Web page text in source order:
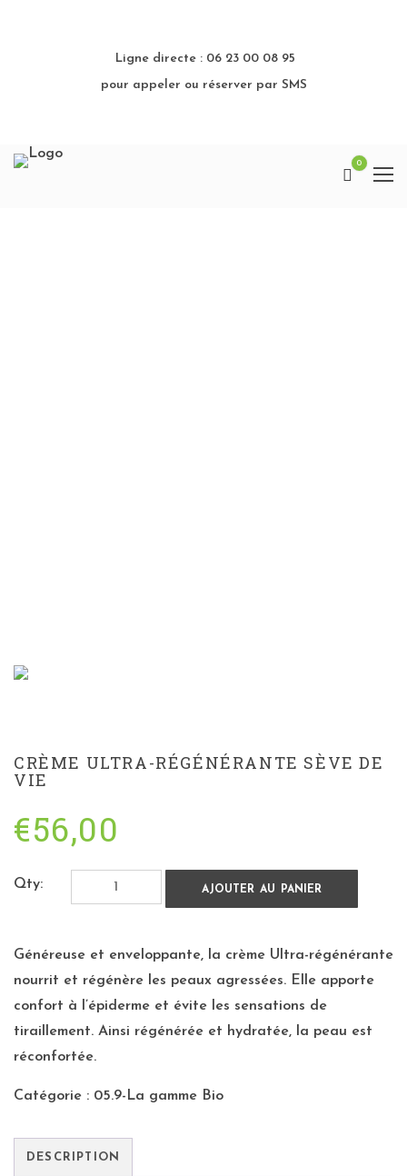
Ligne directe : 06 23 00 08 95
pour appeler ou réserver par SMS
0
CRÈME ULTRA-RÉGÉNÉRANTE SÈVE DE
VIE
€56,00
Qty: AJOUTER AU PANIER
Généreuse et enveloppante, la crème Ultra-régénérante
nourrit et régénère les peaux agressées. Elle apporte
confort à l’épiderme et évite les sensations de
tiraillement. Ainsi régénérée et hydratée, la peau est
réconfortée.
Catégorie : 05.9-La gamme Bio
DESCRIPTION